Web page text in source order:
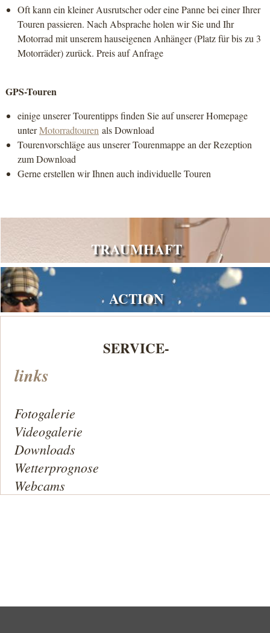
Oft kann ein kleiner Ausrutscher oder eine Panne bei einer Ihrer
Touren passieren. Nach Absprache holen wir Sie und Ihr
Motorrad mit unserem hauseigenen Anhänger (Platz für bis zu 3
Motorräder) zurück. Preis auf Anfrage
GPS-Touren
einige unserer Tourentipps finden Sie auf unserer Homepage
unterMotorradtouren als Download
Tourenvorschläge aus unserer Tourenmappe an der Rezeption
zum Download
Gerne erstellen wir Ihnen auch individuelle Touren
TRAUMHAFT
ACTION
SERVICE-
links
Fotogalerie
Videogalerie
Downloads
Wetterprognose
Webcams